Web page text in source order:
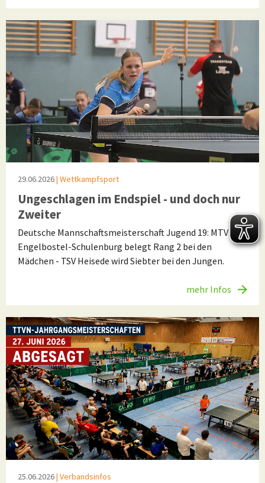
29.06.2026| Wettkampfsport
Ungeschlagen im Endspiel - und doch nur
Zweiter
Deutsche Mannschaftsmeisterschaft Jugend 19: MTV
Engelbostel-Schulenburg belegt Rang 2 bei den
Mädchen - TSV Heisede wird Siebter bei den Jungen.
mehr Infos
25.06.2026| Verbandsinfos